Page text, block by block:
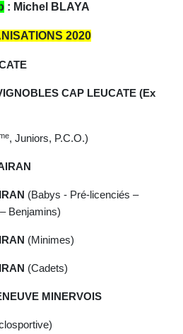
: Michel BLAYA
2020
CAP LEUCATE (Ex
, Juniors, P.C.O.)
(Babys - Pré-licenciés –
Benjamins)
(Minimes)
(Cadets)
MINERVOIS